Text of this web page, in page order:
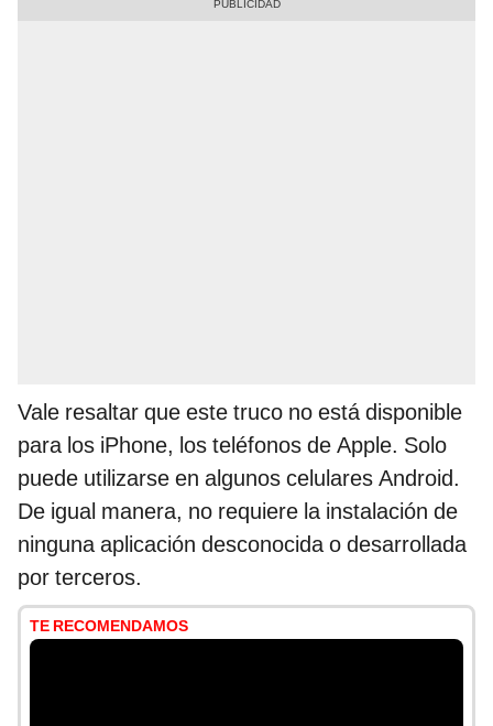
Vale resaltar que este truco no está disponible
para los iPhone, los teléfonos de Apple. Solo
puede utilizarse en algunos celulares Android.
De igual manera, no requiere la instalación de
ninguna aplicación desconocida o desarrollada
por terceros.
TE RECOMENDAMOS